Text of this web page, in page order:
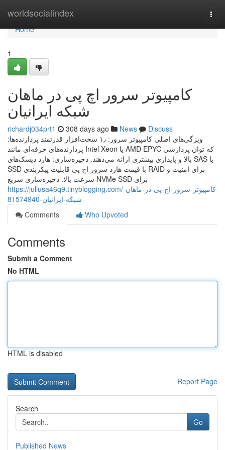
worldsocialindex
Home
Home
1
کامپیوتر سرور اچ پی در ماهان
شبکه ایرانیان
richardj034prt1 308 days ago News
Discuss
ویژگی‌های اصلی کامپیوتر سرور: ۱٫ سخت‌افزار قدرتمند پردازنده‌ها:
پردازنده‌های حرفه‌ای مانند Intel Xeon یا AMD EPYC که توان پردازشی
بالا و پایداری بیشتری ارائه می‌دهند. ذخیره‌سازی: هارد دیسک‌های SAS یا
SSD با قیمت هارد سرور اچ پی قابلیت پیکربندی RAID برای امنیت و
سرعت بالا. ذخیره‌سازی سریع NVMe SSD برای
https://juliusa46q9.tinyblogging.com/کامپیوتر-سرور-اچ-پی-در-ماهان-
شبکه-ایرانیان-81574940
Comments
Who Upvoted
Comments
Submit a Comment
No HTML
HTML is disabled
Report Page
Search
Go
Published News